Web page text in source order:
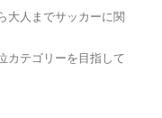
大人までサッカーに関
カテゴリーを目指して